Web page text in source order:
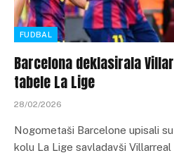
FUDBAL
Barcelona deklasirala
tabele La Lige
28/02/2026
Nogometaši Barcelone upisali
kolu La Lige savladavši Villarreal